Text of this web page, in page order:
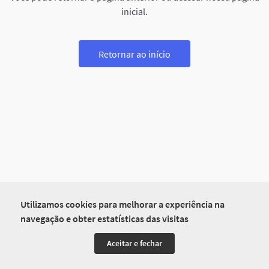
Utilizamos cookies para melhorar a experiência na
navegação e obter estatísticas das visitas
Aceitar e fechar
inicial.
Retornar ao início